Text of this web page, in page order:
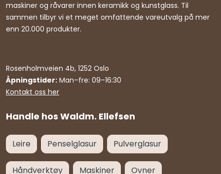
Handle hos Waldm. Ellefsen
maskiner og råvarer innen keramikk og kunstglass. Til
sammen tilbyr vi et meget omfattende vareutvalg på mer
enn 20.000 produkter.
Rosenholmveien 4b, 1252 Oslo
Åpningstider: Man–fre: 09–16:30
Kontakt oss her
Leire Penselglasur Pulverglasur
Håndverktøy Maskiner Ovner